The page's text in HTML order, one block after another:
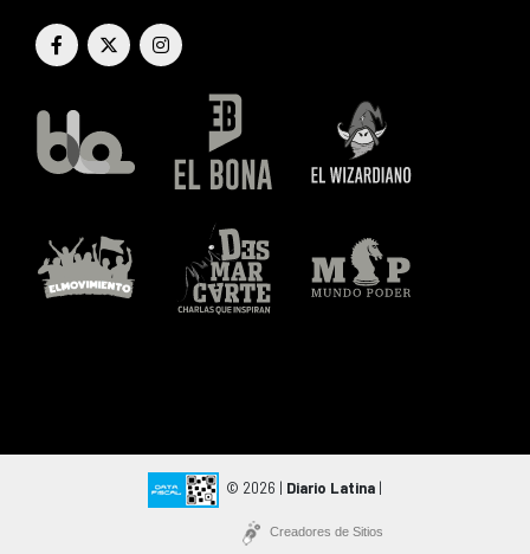
© 2026 | Diario Latina |
Creadores de Sitios